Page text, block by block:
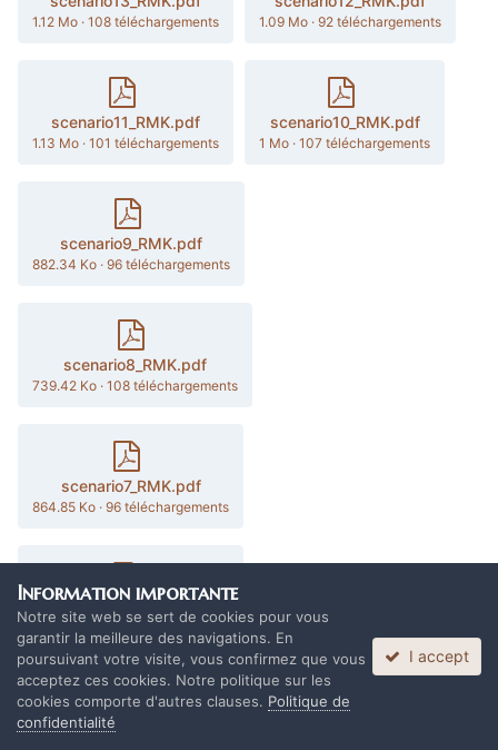
1.12 Mo · 108 téléchargements 1.09 Mo · 92 téléchargements
scenario11_RMK.pdf
1.13 Mo · 101 téléchargements
scenario10_RMK.pdf
1 Mo · 107 téléchargements
scenario9_RMK.pdf
882.34 Ko · 96 téléchargements
scenario8_RMK.pdf
739.42 Ko · 108 téléchargements
scenario7_RMK.pdf
864.85 Ko · 96 téléchargements
scenario6_RMK.pdf
860.99 Ko 95 téléchargements
scenario5_RMK.pdf
Information importante
Notre site web se sert de cookies pour vous
garantir la meilleure des navigations. En
poursuivant votre visite, vous confirmez que vous
acceptez ces cookies. Notre politique sur les
cookies comporte d'autres clauses. Politique de
confidentialité
I accept